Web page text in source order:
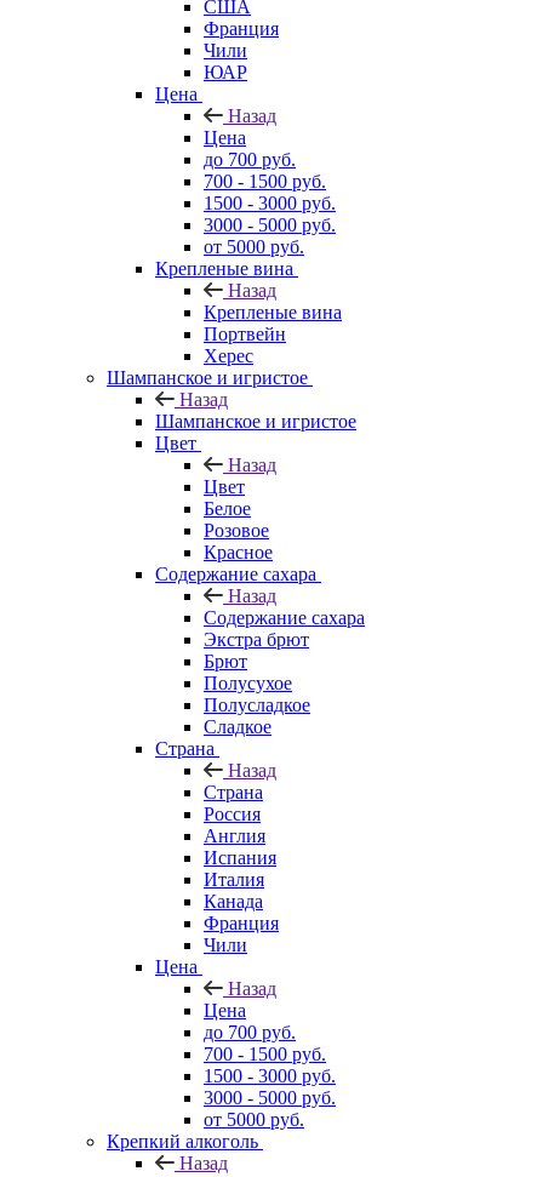
США
Франция
Чили
ЮАР
Цена
Назад
Цена
до 700 руб.
700 - 1500 руб.
1500 - 3000 руб.
3000 - 5000 руб.
от 5000 руб.
Крепленые вина
Назад
Крепленые вина
Портвейн
Херес
Шампанское и игристое
Назад
Шампанское и игристое
Цвет
Назад
Цвет
Белое
Розовое
Красное
Содержание сахара
Назад
Содержание сахара
Экстра брют
Брют
Полусухое
Полусладкое
Сладкое
Страна
Назад
Страна
Россия
Англия
Испания
Италия
Канада
Франция
Чили
Цена
Назад
Цена
до 700 руб.
700 - 1500 руб.
1500 - 3000 руб.
3000 - 5000 руб.
от 5000 руб.
Крепкий алкоголь
Назад